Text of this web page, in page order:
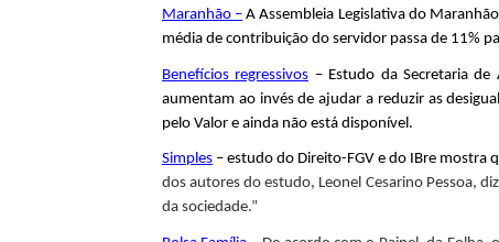
i
s
c
a
l
Maranhão – A Assembleia Legislativa do
média de contribuição do servidor passa de 11%
Benefícios regressivos – Estudo da Secretaria
aumentam ao invés de ajudar a reduzir as
pelo Valor e ainda não está disponível.
Simples – estudo do Direito-FGV e do IBre mostra
dos autores do estudo, Leonel Cesarino Pessoa,
da sociedade.”